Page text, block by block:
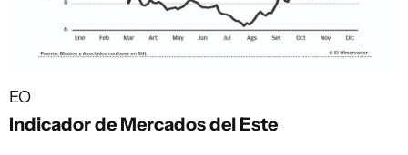
EO
Indicador de Mercados del Este